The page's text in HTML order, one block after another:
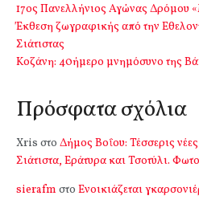
17ος Πανελλήνιος Αγώνας Δρόμου
Έκθεση ζωγραφικής από την
Σιάτιστας
Kοζάνη: 40ήμερο μνημόσυνο της
Πρόσφατα σχόλια
Xris στο Δήμος Βοΐου: Τέσσερις
Σιάτιστα, Εράτυρα και Τσοτύλι.
sierafm στο Ενοικιάζεται